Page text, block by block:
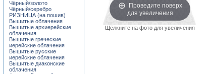
Проведите поверх
для увеличения
Щёлкните на фото для увеличения
Чёрный/золото
Чёрный/серебро
РИЗНИЦА (на пошив)
Вышитые облачения
Вышитые архиерейские
облачения
Вышитые греческие
иерейские облачения
Вышитые русские
иерейские облачения
Вышитые диаконские
облачения